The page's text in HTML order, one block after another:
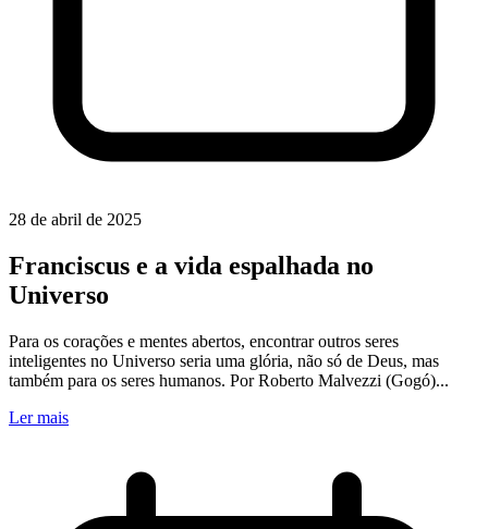
28 de abril de 2025
Franciscus e a vida espalhada no
Universo
Para os corações e mentes abertos, encontrar outros seres
inteligentes no Universo seria uma glória, não só de Deus, mas
também para os seres humanos. Por Roberto Malvezzi (Gogó)...
Ler mais